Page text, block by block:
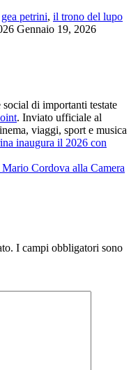
gea petrini, il trono del lupo
Gennaio 19, 2026
di importanti testate
. Inviato ufficiale al
viaggi, sport e musica
inaugura il 2026 con
Cordova alla Camera
I campi obbligatori sono